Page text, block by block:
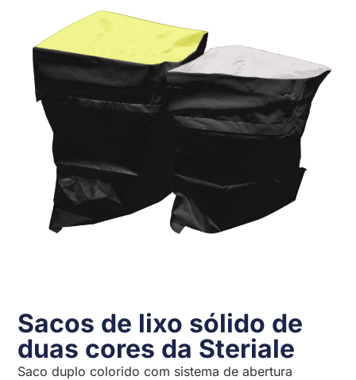
Sacos de lixo sólido de
duas cores da Steriale
Saco duplo colorido com sistema de abertura